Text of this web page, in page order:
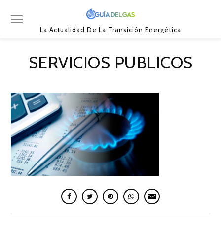
La Actualidad De La Transición Energética
SERVICIOS PUBLICOS